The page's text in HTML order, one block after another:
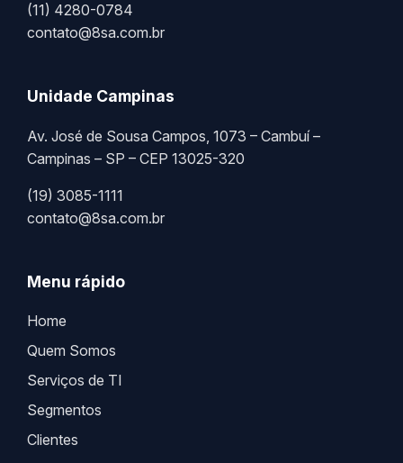
(11) 4280-0784
contato@8sa.com.br
Unidade Campinas
Av. José de Sousa Campos, 1073 – Cambuí –
Campinas – SP – CEP 13025-320
(19) 3085-1111
contato@8sa.com.br
Menu rápido
Home
Quem Somos
Serviços de TI
Segmentos
Clientes